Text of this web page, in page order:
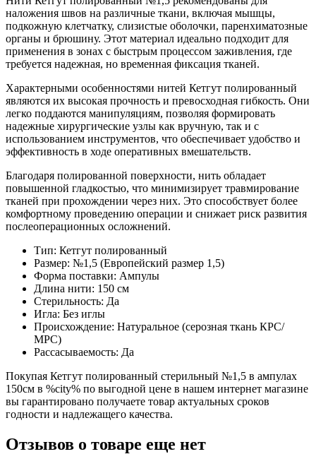
наложения швов на различные ткани, включая мышцы,
подкожную клетчатку, слизистые оболочки, паренхиматозные
органы и брюшину. Этот материал идеально подходит для
применения в зонах с быстрым процессом заживления, где
требуется надежная, но временная фиксация тканей.
Характерными особенностями нитей Кетгут полированный
являются их высокая прочность и превосходная гибкость. Они
легко поддаются манипуляциям, позволяя формировать
надежные хирургические узлы как вручную, так и с
использованием инструментов, что обеспечивает удобство и
эффективность в ходе оперативных вмешательств.
Благодаря полированной поверхности, нить обладает
повышенной гладкостью, что минимизирует травмирование
тканей при прохождении через них. Это способствует более
комфортному проведению операции и снижает риск развития
послеоперационных осложнений.
Тип: Кетгут полированный
Размер: №1,5 (Европейский размер 1,5)
Форма поставки: Ампулы
Длина нити: 150 см
Стерильность: Да
Игла: Без иглы
Происхождение: Натуральное (серозная ткань КРС/
МРС)
Рассасываемость: Да
Покупая Кетгут полированный стерильный №1,5 в ампулах
150см в %city% по выгодной цене в нашем интернет магазине
вы гарантировано получаете товар актуальных сроков
годности и надлежащего качества.
Отзывов о товаре еще нет